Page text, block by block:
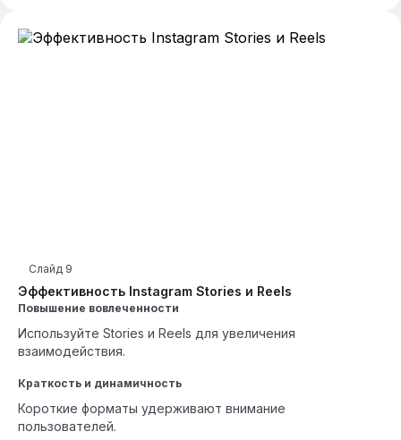
Эффективность Instagram Stories и Reels
Слайд 9
Повышение вовлеченности
Используйте Stories и Reels для увеличения
взаимодействия.
Краткость и динамичность
Короткие форматы удерживают внимание
пользователей.